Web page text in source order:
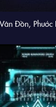
Đồn,